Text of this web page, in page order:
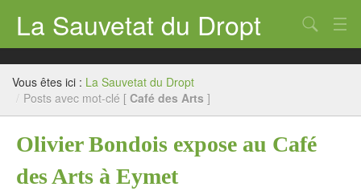
La Sauvetat du Dropt
Accueil
Mairie
Chercher
Vous êtes ici : La Sauvetat du Dropt
/ Posts avec mot-clé [ Café des Arts ]
Olivier Bondois expose au Café
des Arts à Eymet